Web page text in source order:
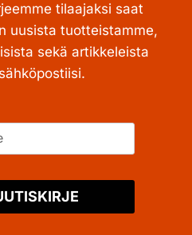
tilaajaksi saat
uusista tuotteistamme,
sekä artikkeleista